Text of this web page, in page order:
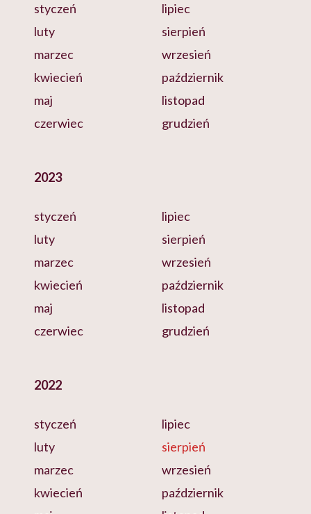
styczeń
luty
marzec
kwiecień
maj
czerwiec
lipiec
sierpień
wrzesień
październik
listopad
grudzień
2023
styczeń
luty
marzec
kwiecień
maj
czerwiec
lipiec
sierpień
wrzesień
październik
listopad
grudzień
2022
styczeń
luty
marzec
kwiecień
lipiec
sierpień
wrzesień
październik